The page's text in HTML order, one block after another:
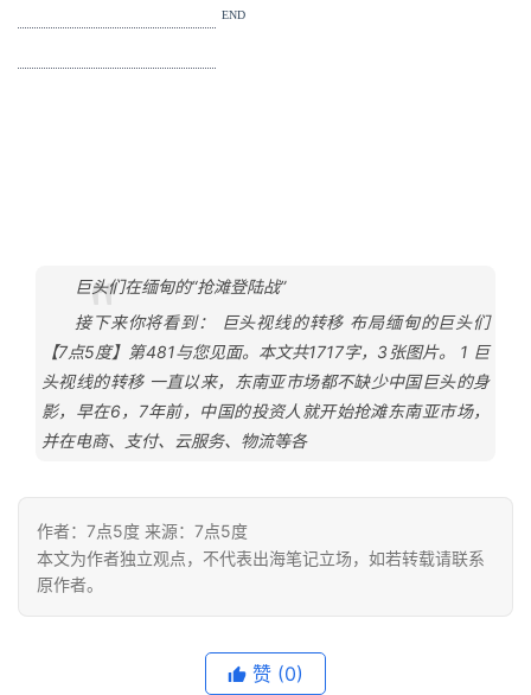
END
巨头们在缅甸的“抢滩登陆战”
接下来你将看到： 巨头视线的转移 布局缅甸的巨头们
【7点5度】第481与您见面。本文共1717字，3张图片。 1 巨
头视线的转移 一直以来，东南亚市场都不缺少中国巨头的身
影，早在6，7年前，中国的投资人就开始抢滩东南亚市场，
并在电商、支付、云服务、物流等各
作者：7点5度 来源：7点5度
本文为作者独立观点，不代表出海笔记立场，如若转载请联系
原作者。
赞 (0)